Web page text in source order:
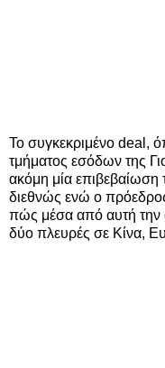
Το συγκεκριμένο deal,
τμήματος εσόδων της
ακόμη μία επιβεβαίωση
διεθνώς ενώ ο
πώς μέσα από αυτή την
δύο πλευρές σε Κίνα,